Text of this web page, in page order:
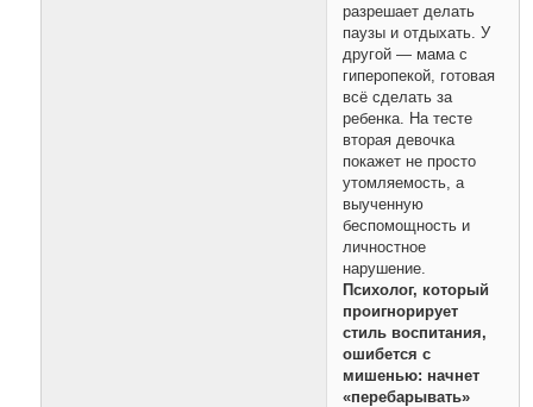
разрешает делать
паузы и отдыхать. У
другой — мама с
гиперопекой, готовая
всё сделать за
ребенка. На тесте
вторая девочка
покажет не просто
утомляемость, а
выученную
беспомощность и
личностное
нарушение.
Психолог, который
проигнорирует
стиль воспитания,
ошибется с
мишенью: начнет
«перебарывать»